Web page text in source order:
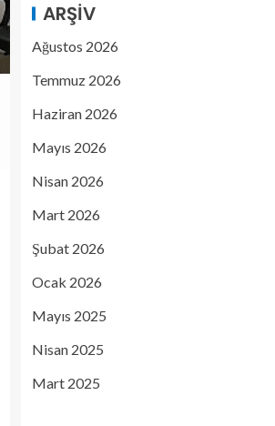
ARŞIV
Ağustos 2026
Temmuz 2026
Haziran 2026
Mayıs 2026
Nisan 2026
Mart 2026
Şubat 2026
Ocak 2026
Mayıs 2025
Nisan 2025
Mart 2025